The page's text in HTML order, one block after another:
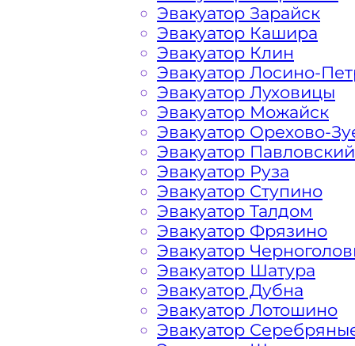
порадовать доступными ценами
гостей Столицы.
На стоимость эвакуации
Габариты, вес и тип
Заказанный эвакуатор
платформой
Маршрут от места вызова
города Подолино
Затрудняющие факторы –
Эвакуатор Зарайск
Эвакуатор Кашира
Эвакуатор Клин
Эвакуатор Лосино-
Эвакуатор Луховицы
Эвакуатор Можайск
Эвакуатор Орехово-
Эвакуатор
Эвакуатор Руза
Эвакуатор Ступино
Эвакуатор Талдом
Эвакуатор Фрязино
Эвакуатор
Эвакуатор Шатура
Эвакуатор Дубна
Эвакуатор Лотошино
Эвакуатор